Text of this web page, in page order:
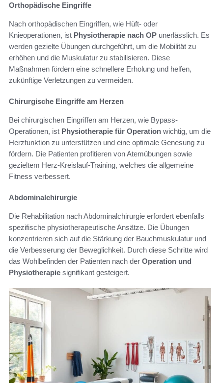
Orthopädische Eingriffe
Nach orthopädischen Eingriffen, wie Hüft- oder
Knieoperationen, ist Physiotherapie nach OP unerlässlich. Es
werden gezielte Übungen durchgeführt, um die Mobilität zu
erhöhen und die Muskulatur zu stabilisieren. Diese
Maßnahmen fördern eine schnellere Erholung und helfen,
zukünftige Verletzungen zu vermeiden.
Chirurgische Eingriffe am Herzen
Bei chirurgischen Eingriffen am Herzen, wie Bypass-
Operationen, ist Physiotherapie für Operation wichtig, um die
Herzfunktion zu unterstützen und eine optimale Genesung zu
fördern. Die Patienten profitieren von Atemübungen sowie
gezieltem Herz-Kreislauf-Training, welches die allgemeine
Fitness verbessert.
Abdominalchirurgie
Die Rehabilitation nach Abdominalchirurgie erfordert ebenfalls
spezifische physiotherapeutische Ansätze. Die Übungen
konzentrieren sich auf die Stärkung der Bauchmuskulatur und
die Verbesserung der Beweglichkeit. Durch diese Schritte wird
das Wohlbefinden der Patienten nach der Operation und
Physiotherapie signifikant gesteigert.